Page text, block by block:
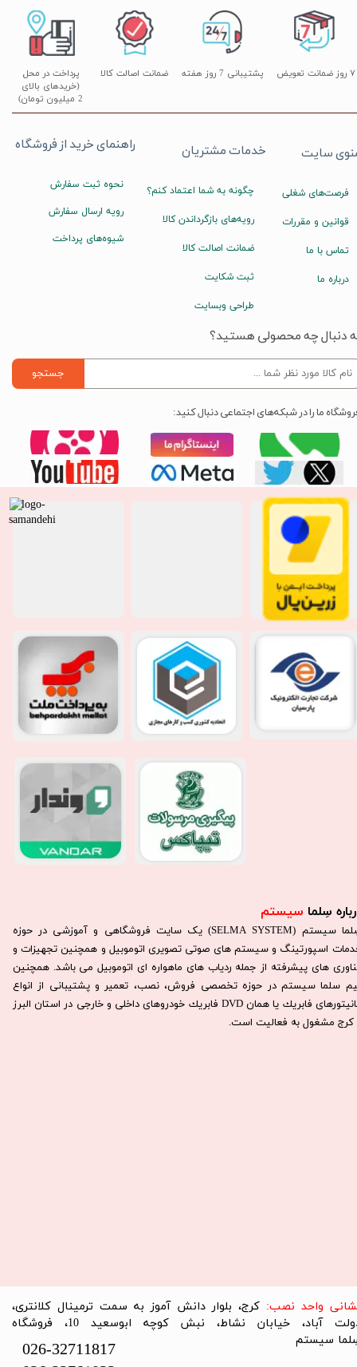
سِلما سیستم​​​​​​​
سِلما سيستم (SELMA SYSTEM) یک سایت فروشگاهی و آموزشی در حوزه
اسپورتینگ و سیستم های صوتی تصویری اتوموبیل و همچنین تجهیزات و
های پیشرفته از جمله ردیاب های ماهواره ای اتوموبیل می باشد. همچنين
سلما سيستم در حوزه تخصصی فروش، نصب، تعمير و پشتيبانی از انواع
مانيتورهای فابريك يا همان DVD فابريك خودروهای داخلی و خارجی در استان البرز
كرج مشغول به فعاليت است.​​​​​​​
پشتیبانی 7 روز هفته
پرداخت در محل
(خریدهای بالای
2 میلیون تومان)
۷ روز ضمانت تعویض ضمانت اصالت کالا
راهنمای خرید از فروشگاه
نحوه ثبت سفارش
رویه ارسال سفارش
شیوه‌های پرداخت
خدمات مشتریان
چگونه به شما اعتماد کنم؟
رویه‌های بازگرداندن کالا
ضمانت اصالت کالا
ثبت شکایت
طراحی وبسایت
سایت
فرصت‌های شغلی
قوانین و مقررات
تماس با ما
درباره ما
دنبال چه محصولی هستید؟
جستجو
ما را در شبکه‌های اجتماعی دنبال کنید:
واحد نصب: کرج، بلوار دانش آموز به سمت ترمینال کلانتری،
دولت آباد، خیابان نشاط، نبش کوچه ابوسعید 10، فروشگاه
سیستم​​​​​​​
026-32711817